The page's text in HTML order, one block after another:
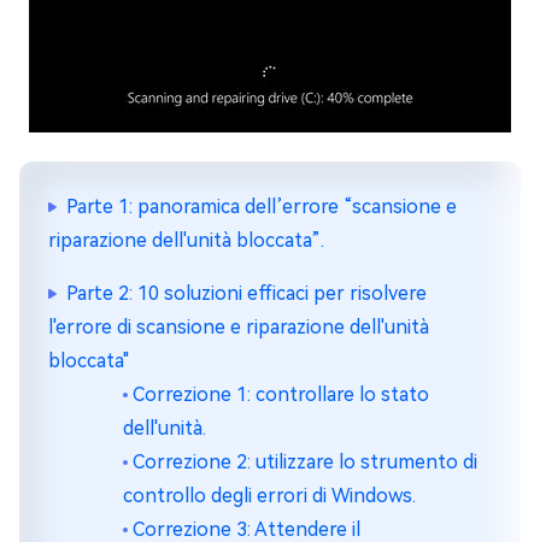
Parte 1: panoramica dell’errore “scansione e
riparazione dell'unità bloccata”.
Parte 2: 10 soluzioni efficaci per risolvere
l'errore di scansione e riparazione dell'unità
bloccata"
Correzione 1: controllare lo stato
dell'unità.
Correzione 2: utilizzare lo strumento di
controllo degli errori di Windows.
Correzione 3: Attendere il